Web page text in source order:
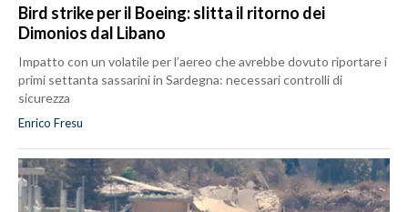
Bird strike per il Boeing: slitta il ritorno dei
Dimonios dal Libano
Impatto con un volatile per l’aereo che avrebbe dovuto riportare i
primi settanta sassarini in Sardegna: necessari controlli di
sicurezza
Enrico Fresu